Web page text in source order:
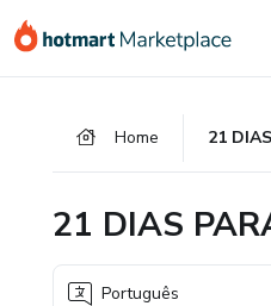
para
para
para
Home
21 DIAS
Português